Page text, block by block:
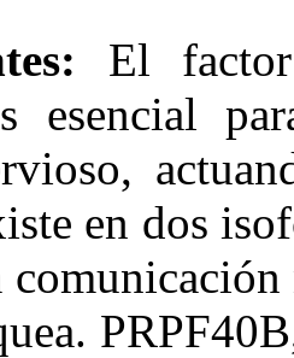
El
esencial
en dos